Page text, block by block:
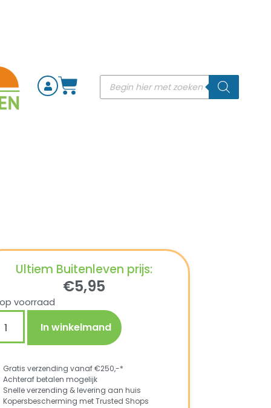
Ultiem Buitenleven prijs:
€5,95
op voorraad
In winkelmand
Gratis verzending vanaf €250,-*
Achteraf betalen mogelijk
Snelle verzending & levering aan huis
Kopersbescherming met Trusted Shops